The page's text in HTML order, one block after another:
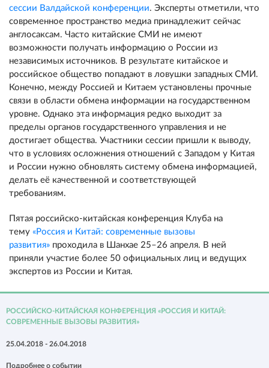
сессии Валдайской конференции. Эксперты отметили, что
современное пространство медиа принадлежит сейчас
англосаксам. Часто китайские СМИ не имеют
возможности получать информацию о России из
независимых источников. В результате китайское и
российское общество попадают в ловушки западных СМИ.
Конечно, между Россией и Китаем установлены прочные
связи в области обмена информации на государственном
уровне. Однако эта информация редко выходит за
пределы органов государственного управления и не
достигает общества. Участники сессии пришли к выводу,
что в условиях осложнения отношений с Западом у Китая
и России нужно обновлять систему обмена информацией,
делать её качественной и соответствующей
требованиям.
Пятая российско-китайская конференция Клуба на
тему «Россия и Китай: современные вызовы
развития» проходила в Шанхае 25–26 апреля. В ней
приняли участие более 50 официальных лиц и ведущих
экспертов из России и Китая.
РОССИЙСКО-КИТАЙСКАЯ КОНФЕРЕНЦИЯ «РОССИЯ И КИТАЙ:
СОВРЕМЕННЫЕ ВЫЗОВЫ РАЗВИТИЯ»
25.04.2018 - 26.04.2018
Подробнее о событии